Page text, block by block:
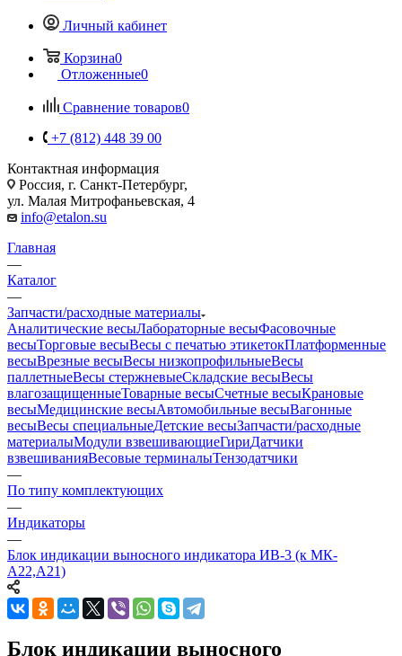
Личный кабинет
Корзина0
Отложенные0
Сравнение товаров0
+7 (812) 448 39 00
Контактная информация
Россия, г. Санкт-Петербург,
ул. Малая Митрофаньевская, 4
info@etalon.su
Главная
—
Каталог
—
Запчасти/расходные материалы
Аналитические весыЛабораторные весыФасовочные
весыТорговые весыВесы с печатью этикетокПлатформенные
весыВрезные весыВесы низкопрофильныеВесы
паллетныеВесы стержневыеСкладские весыВесы
влагозащищенныеТоварные весыСчетные весыКрановые
весыМедицинские весыАвтомобильные весыВагонные
весыВесы специальныеДетские весыЗапчасти/расходные
материалыМодули взвешивающиеГириДатчики
взвешиванияВесовые терминалыТензодатчики
—
По типу комплектующих
—
Индикаторы
—
Блок индикации выносного индикатора ИВ-3 (к МК-
А22,А21)
Блок индикации выносного